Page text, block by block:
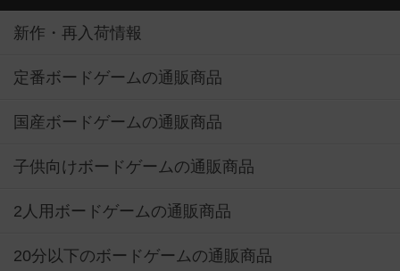
新作・再入荷情報
定番ボードゲームの通販商品
国産ボードゲームの通販商品
子供向けボードゲームの通販商品
2人用ボードゲームの通販商品
20分以下のボードゲームの通販商品